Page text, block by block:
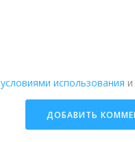
условиями использования и